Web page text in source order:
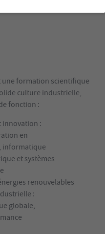
une formation scientifique
culture industrielle,
fonction :
innovation :
en
informatique
et systèmes
renouvelables
:
globale,